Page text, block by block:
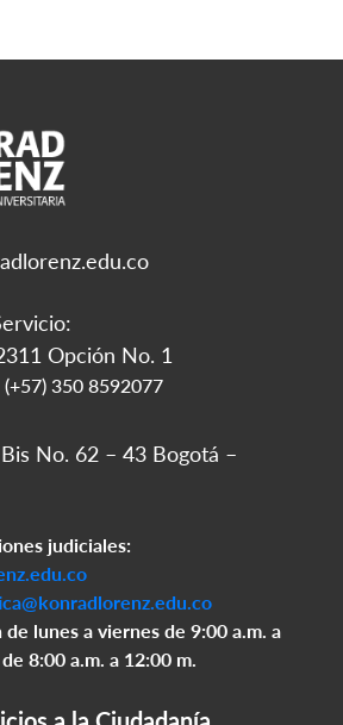
Opción No. 1
350 8592077
No. 62 – 43 Bogotá –
judiciales:
lunes a viernes de 9:00 a.m. a
8:00 a.m. a 12:00 m.